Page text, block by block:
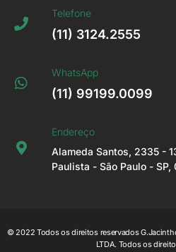
Telefone
(11) 3124.2555
WhatsApp
(11) 99199.0099
Endereço
Alameda Santos, 2335 -
Paulista - São Paulo - SP,
© 2022 Todos os direitos reservados
LTDA. Todos os